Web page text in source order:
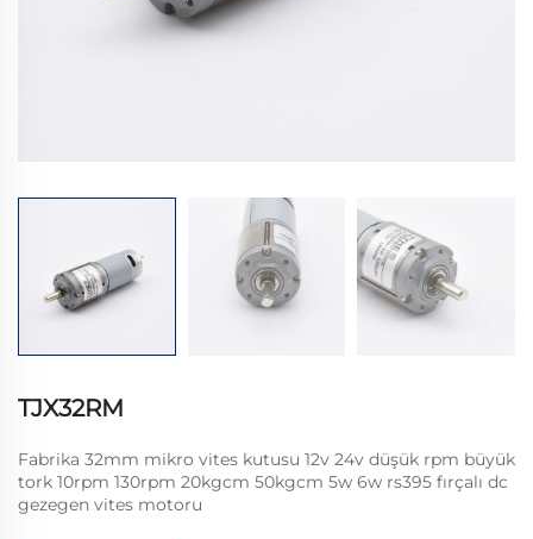
TJX32RM
Fabrika 32mm mikro vites kutusu 12v 24v düşük rpm büyük
tork 10rpm 130rpm 20kgcm 50kgcm 5w 6w rs395 fırçalı dc
gezegen vites motoru